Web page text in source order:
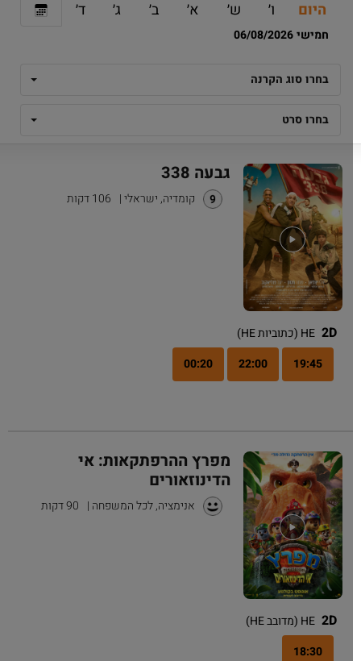
היום ש׳ א׳ ב׳ ד׳
חמישי 06/08/2026
בחרו סוג הקרנה
בחרו סרט
גבעה 338
קומדיה, ישראלי| 106 דקות
2D HE (כתוביות HE)
19:45
22:00
00:20
מפרץ ההרפתקאות: אי
הדינוזאורים
אנימציה, לכל המשפחה| 90 דקות
2D HE (מדובב HE)
18:30